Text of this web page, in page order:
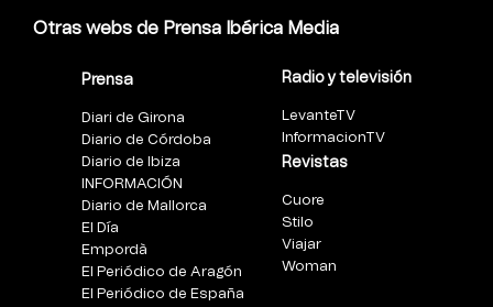
Otras webs de Prensa Ibérica Media
Prensa
Diari de Girona
Diario de Córdoba
Diario de Ibiza
INFORMACIÓN
Diario de Mallorca
El Día
Empordà
El Periódico de Aragón
El Periódico de España
Radio y televisión
LevanteTV
InformacionTV
Revistas
Cuore
Stilo
Viajar
Woman